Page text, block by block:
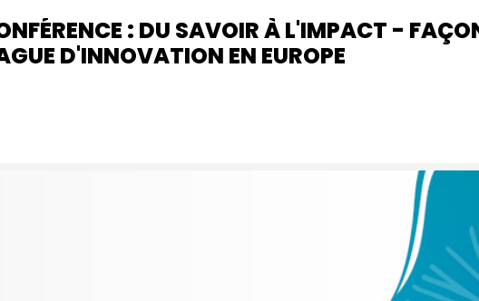
: DU SAVOIR À L'IMPACT -
D'INNOVATION EN EUROPE